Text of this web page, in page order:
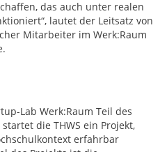
das auch unter realen
lautet der Leitsatz von
Mitarbeiter im Werk:Raum
Lab Werk:Raum Teil des
die THWS ein Projekt,
erfahrbar